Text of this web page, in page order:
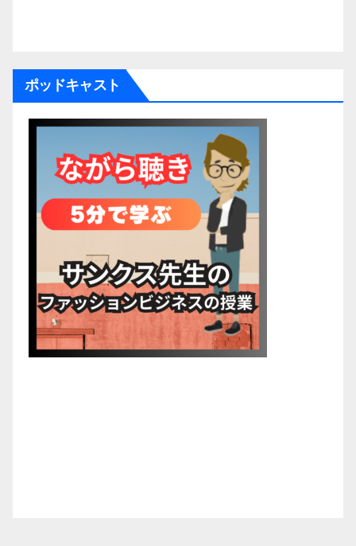
ポッドキャスト